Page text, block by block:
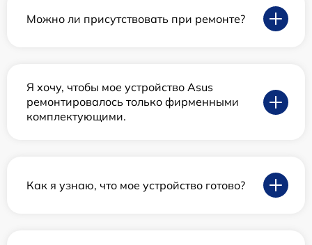
Можно ли присутствовать при ремонте?
Я хочу, чтобы мое устройство Asus
ремонтировалось только фирменными
комплектующими.
Как я узнаю, что мое устройство готово?